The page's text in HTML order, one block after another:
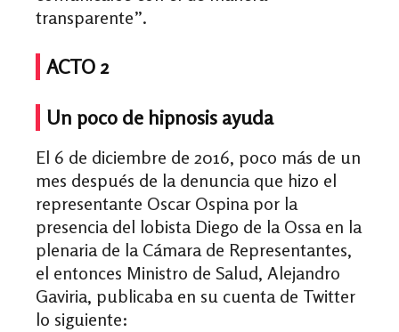
transparente”.
ACTO 2
Un poco de hipnosis ayuda
El 6 de diciembre de 2016, poco más de un
mes después de la denuncia que hizo el
representante Oscar Ospina por la
presencia del lobista Diego de la Ossa en la
plenaria de la Cámara de Representantes,
el entonces Ministro de Salud, Alejandro
Gaviria, publicaba en su cuenta de Twitter
lo siguiente: